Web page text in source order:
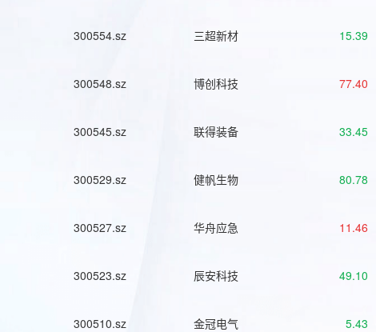
300554.sz 三超新材 15.39
300548.sz 博创科技 77.40
300545.sz 联得装备 33.45
300529.sz 健帆生物 80.78
300527.sz 华舟应急 11.46
300523.sz 辰安科技 49.10
300510.sz 金冠电气 5.43